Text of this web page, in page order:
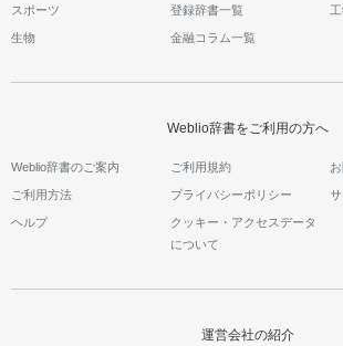
スポーツ 登録辞書一覧
生物 金融コラム一覧
Weblio辞書をご利用の方へ
Weblio辞書のご案内 ご利用規約
ご利用方法 プライバシーポリシー
ヘルプ
クッキー・アクセスデータ
について
運営会社の紹介